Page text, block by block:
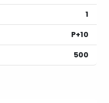
1
P+10
500